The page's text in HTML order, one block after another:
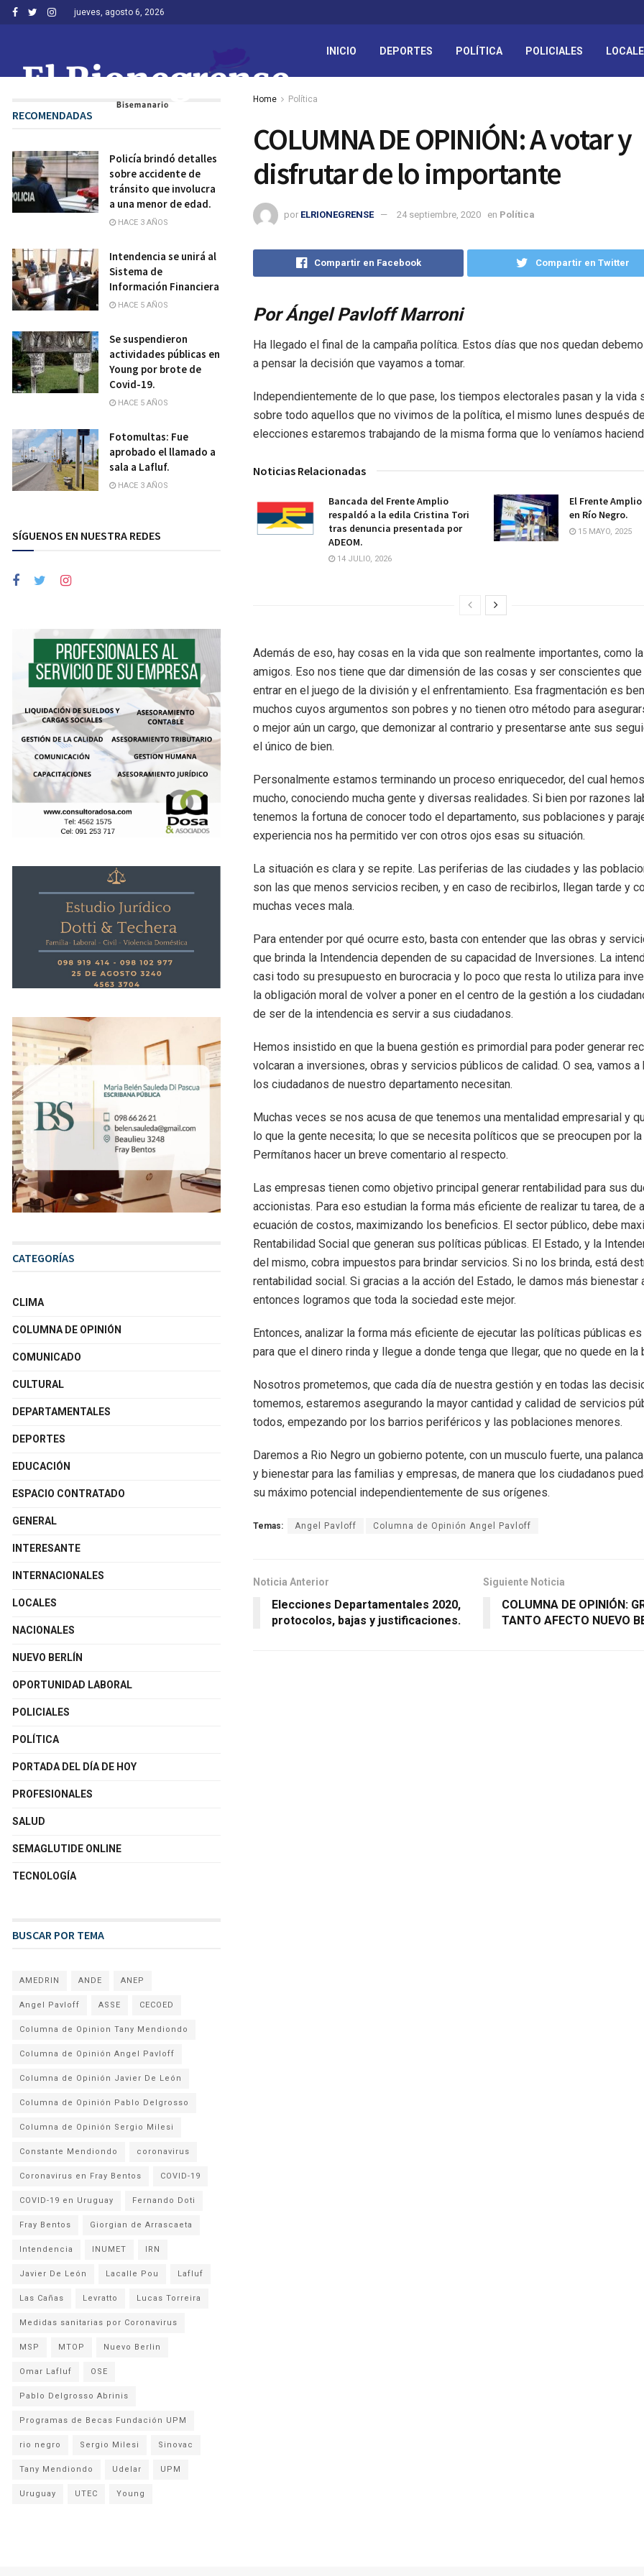
jueves, agosto 6, 2026
INICIO DEPORTES POLÍTICA POLICIALES
Home Política
COLUMNA DE OPINIÓN: A votar y
disfrutar de lo importante
por ELRIONEGRENSE 24 septiembre, 2020 en Política
Compartir en Facebook Compartir en Twitter
Por Ángel Pavloff Marroni
Ha llegado el final de la campaña política. Estos días que nos quedan
a pensar la decisión que vayamos a tomar.
Independientemente de lo que pase, los tiempos electorales pasan y la vida
sobre todo aquellos que no vivimos de la política, el mismo lunes después
elecciones estaremos trabajando de la misma forma que lo veníamos
Noticias Relacionadas
Bancada del Frente Amplio
respaldó a la edila Cristina Tori
tras denuncia presentada por
ADEOM.
14 JULIO, 2026
El Frente
en Río Negro.
15 MAYO, 2025
Además de eso, hay cosas en la vida que son realmente importantes, como
amigos. Eso nos tiene que dar dimensión de las cosas y ser conscientes
entrar en el juego de la división y el enfrentamiento. Esa fragmentación es
muchos cuyos argumentos son pobres y no tienen otro método para
o mejor aún un cargo, que demonizar al contrario y presentarse ante sus
el único de bien.
Personalmente estamos terminando un proceso enriquecedor, del cual
mucho, conociendo mucha gente y diversas realidades. Si bien por razones
tenemos la fortuna de conocer todo el departamento, sus poblaciones y
experiencia nos ha permitido ver con otros ojos esas su situación.
La situación es clara y se repite. Las periferias de las ciudades y las
son las que menos servicios reciben, y en caso de recibirlos, llegan tarde y
muchas veces mala.
Para entender por qué ocurre esto, basta con entender que las obras y
que brinda la Intendencia dependen de su capacidad de Inversiones. La
casi todo su presupuesto en burocracia y lo poco que resta lo utiliza para
la obligación moral de volver a poner en el centro de la gestión a los
de ser de la intendencia es servir a sus ciudadanos.
Hemos insistido en que la buena gestión es primordial para poder generar
volcaran a inversiones, obras y servicios públicos de calidad. O sea, vamos a
los ciudadanos de nuestro departamento necesitan.
Muchas veces se nos acusa de que tenemos una mentalidad empresarial y
lo que la gente necesita; lo que se necesita políticos que se preocupen por la
Permítanos hacer un breve comentario al respecto.
Las empresas tienen como objetivo principal generar rentabilidad para sus
accionistas. Para eso estudian la forma más eficiente de realizar tu tarea, de
ecuación de costos, maximizando los beneficios. El sector público, debe
Rentabilidad Social que generan sus políticas públicas. El Estado, y la
del mismo, cobra impuestos para brindar servicios. Si no los brinda, está
rentabilidad social. Si gracias a la acción del Estado, le damos más bienestar
entonces logramos que toda la sociedad este mejor.
Entonces, analizar la forma más eficiente de ejecutar las políticas públicas es
para que el dinero rinda y llegue a donde tenga que llegar, que no quede en la
Nosotros prometemos, que cada día de nuestra gestión y en todas las
tomemos, estaremos asegurando la mayor cantidad y calidad de servicios
todos, empezando por los barrios periféricos y las poblaciones menores.
Daremos a Rio Negro un gobierno potente, con un musculo fuerte, una
y bienestar para las familias y empresas, de manera que los ciudadanos
su máximo potencial independientemente de sus orígenes.
Temas: Angel Pavloff Columna de Opinión Angel Pavloff
Noticia Anterior
Elecciones Departamentales 2020,
protocolos, bajas y justificaciones.
Siguiente Noticia
COLUMNA DE OPINIÓN:
TANTO AFECTO NUEVO
RECOMENDADAS
Policía brindó detalles
sobre accidente de
tránsito que involucra
a una menor de edad.
HACE 3 AÑOS
Intendencia se unirá al
Sistema de
Información Financiera
HACE 5 AÑOS
Se suspendieron
actividades públicas en
Young por brote de
Covid-19.
HACE 5 AÑOS
Fotomultas: Fue
aprobado el llamado a
sala a Lafluf.
HACE 3 AÑOS
SÍGUENOS EN NUESTRA REDES
CATEGORÍAS
CLIMA
COLUMNA DE OPINIÓN
COMUNICADO
CULTURAL
DEPARTAMENTALES
DEPORTES
EDUCACIÓN
ESPACIO CONTRATADO
GENERAL
INTERESANTE
INTERNACIONALES
LOCALES
NACIONALES
NUEVO BERLÍN
OPORTUNIDAD LABORAL
POLICIALES
POLÍTICA
PORTADA DEL DÍA DE HOY
PROFESIONALES
SALUD
SEMAGLUTIDE ONLINE
TECNOLOGÍA
BUSCAR POR TEMA
AMEDRIN ANDE ANEP
Angel Pavloff ASSE CECOED
Columna de Opinion Tany Mendiondo
Columna de Opinión Angel Pavloff
Columna de Opinión Javier De León
Columna de Opinión Pablo Delgrosso
Columna de Opinión Sergio Milesi
Constante Mendiondo coronavirus
Coronavirus en Fray Bentos COVID-19
COVID-19 en Uruguay Fernando Doti
Fray Bentos Giorgian de Arrascaeta
Intendencia INUMET IRN
Javier De León Lacalle Pou Lafluf
Las Cañas Levratto Lucas Torreira
Medidas sanitarias por Coronavirus
MSP MTOP Nuevo Berlin
Omar Lafluf OSE
Pablo Delgrosso Abrinis
Programas de Becas Fundación UPM
rio negro Sergio Milesi Sinovac
Tany Mendiondo Udelar UPM
Uruguay UTEC Young